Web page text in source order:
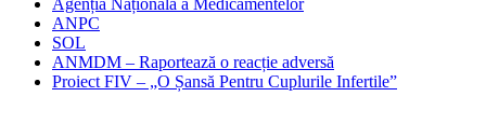
Agenția Națională a Medicamentelor
ANPC
SOL
ANMDM – Raportează o reacție adversă
Proiect FIV – „O Șansă Pentru Cuplurile Infertile”